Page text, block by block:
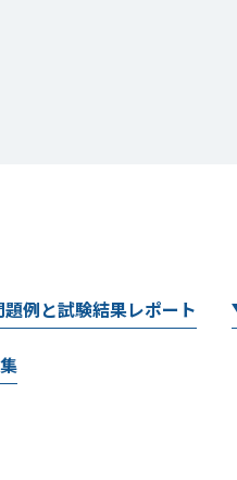
題例と試験結果レポート